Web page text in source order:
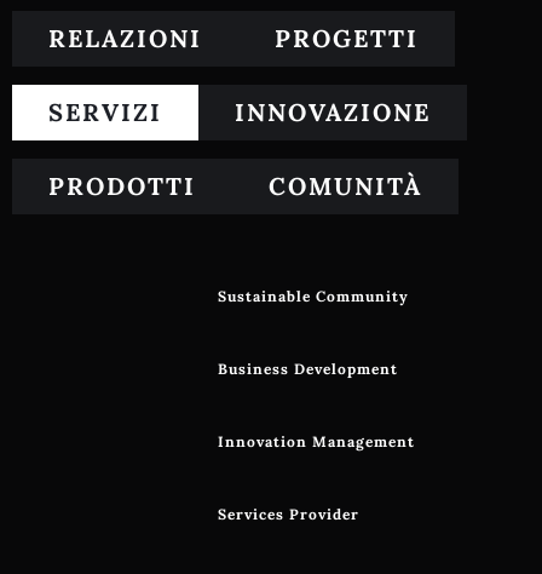
RELAZIONI PROGETTI
SERVIZI INNOVAZIONE
PRODOTTI COMUNITÀ
Sustainable Community
Business Development
Innovation Management
Services Provider